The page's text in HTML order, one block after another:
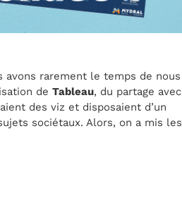
avons rarement le temps de nous
de Tableau, du partage avec
des viz et disposaient d’un
sociétaux. Alors, on a mis les